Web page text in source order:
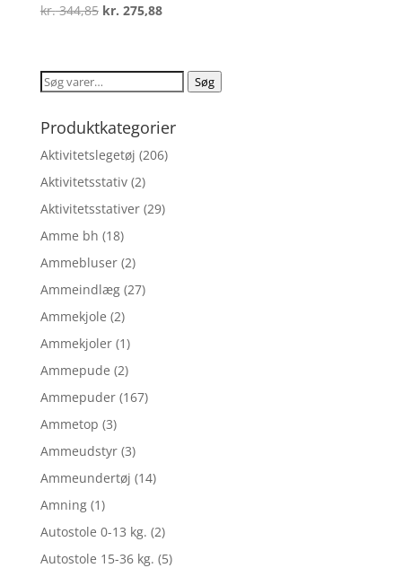
Vurderet
4.6
kr.344,85 Den
var:
kr. 344,85.
kr. 275,88Den
er:
kr. 275,88.
Søg
Søg
Produktkategorier
Aktivitetslegetøj (206)
Aktivitetsstativ (2)
Aktivitetsstativer (29)
Amme bh (18)
Ammebluser (2)
Ammeindlæg (27)
Ammekjole (2)
Ammekjoler (1)
Ammepude (2)
Ammepuder (167)
Ammetop (3)
Ammeudstyr (3)
Ammeundertøj (14)
Amning (1)
Autostole 0-13 kg. (2)
Autostole 15-36 kg. (5)